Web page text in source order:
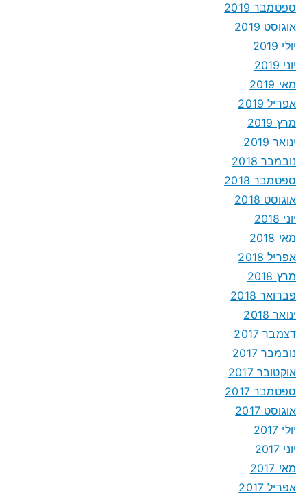
ספטמבר 2019
אוגוסט 2019
יולי 2019
יוני 2019
מאי 2019
אפריל 2019
מרץ 2019
ינואר 2019
נובמבר 2018
ספטמבר 2018
אוגוסט 2018
יוני 2018
מאי 2018
אפריל 2018
מרץ 2018
פברואר 2018
ינואר 2018
דצמבר 2017
נובמבר 2017
אוקטובר 2017
ספטמבר 2017
אוגוסט 2017
יולי 2017
יוני 2017
מאי 2017
אפריל 2017